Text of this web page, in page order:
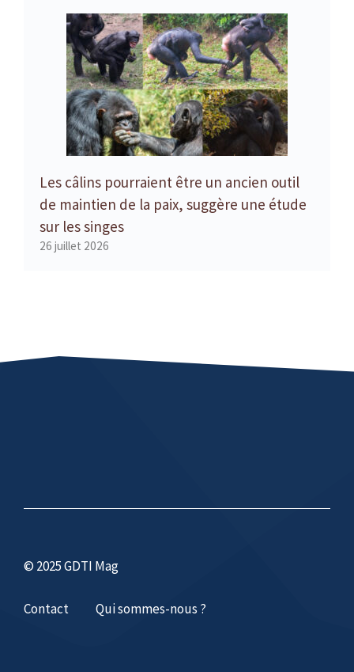
Les câlins pourraient être un ancien outil
de maintien de la paix, suggère une étude
sur les singes
26 juillet 2026
© 2025 GDTI Mag
Contact Qui sommes-nous ?